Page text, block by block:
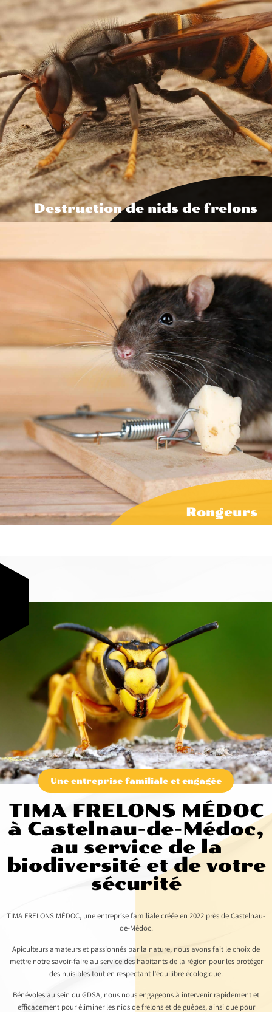
Destruction de nids de frelons
Rongeurs
Une entreprise familiale et engagée
TIMA FRELONS MÉDOC
à Castelnau-de-Médoc,
au service de la
biodiversité et de votre
sécurité
TIMA FRELONS MÉDOC, une entreprise familiale créée en 2022 près de Castelnau-
de-Médoc.
Apiculteurs amateurs et passionnés par la nature, nous avons fait le choix de
mettre notre savoir-faire au service des habitants de la région pour les protéger
des nuisibles tout en respectant l’équilibre écologique.
Bénévoles au sein du GDSA, nous nous engageons à intervenir rapidement et
efficacement pour éliminer les nids de frelons et de guêpes, ainsi que pour